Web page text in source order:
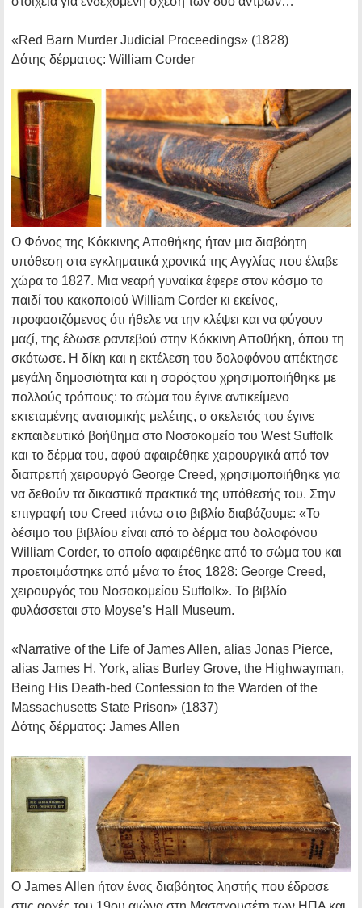
«Red Barn Murder Judicial Proceedings» (1828)
Δότης δέρματος: William Corder
Ο Φόνος της Κόκκινης Αποθήκης ήταν μια διαβόητη
υπόθεση στα εγκληματικά χρονικά της Αγγλίας που έλαβε
χώρα το 1827. Μια νεαρή γυναίκα έφερε στον κόσμο το
παιδί του κακοποιού William Corder κι εκείνος,
προφασιζόμενος ότι ήθελε να την κλέψει και να φύγουν
μαζί, της έδωσε ραντεβού στην Κόκκινη Αποθήκη, όπου τη
σκότωσε. Η δίκη και η εκτέλεση του δολοφόνου απέκτησε
μεγάλη δημοσιότητα και η σορόςτου χρησιμοποιήθηκε με
πολλούς τρόπους: το σώμα του έγινε αντικείμενο
εκτεταμένης ανατομικής μελέτης, ο σκελετός του έγινε
εκπαιδευτικό βοήθημα στο Νοσοκομείο του West Suffolk
και το δέρμα του, αφού αφαιρέθηκε χειρουργικά από τον
διαπρεπή χειρουργό George Creed, χρησιμοποιήθηκε για
να δεθούν τα δικαστικά πρακτικά της υπόθεσής του. Στην
επιγραφή του Creed πάνω στο βιβλίο διαβάζουμε: «Το
δέσιμο του βιβλίου είναι από το δέρμα του δολοφόνου
William Corder, το οποίο αφαιρέθηκε από το σώμα του και
προετοιμάστηκε από μένα το έτος 1828: George Creed,
χειρουργός του Νοσοκομείου Suffolk». Το βιβλίο
φυλάσσεται στο Moyse’s Hall Museum.
«Narrative of the Life of James Allen, alias Jonas Pierce,
alias James H. York, alias Burley Grove, the Highwayman,
Being His Death-bed Confession to the Warden of the
Massachusetts State Prison» (1837)
Δότης δέρματος: James Allen
Ο James Allen ήταν ένας διαβόητος ληστής που έδρασε